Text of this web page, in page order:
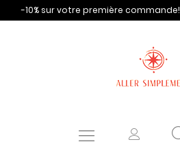
-10% sur votre première commande!